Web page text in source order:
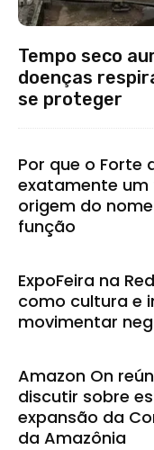
Tempo seco
doenças
se proteger
Por que o Forte
exatamente um
origem do
função
ExpoFeira na
como cultura e
movimentar
Amazon On
discutir sobre
expansão da
da Amazônia